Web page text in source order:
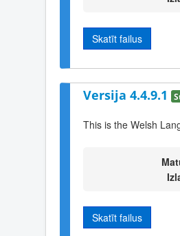
Skatīt failus
Versija 4.4.9.1
This is the Welsh
Skatīt failus